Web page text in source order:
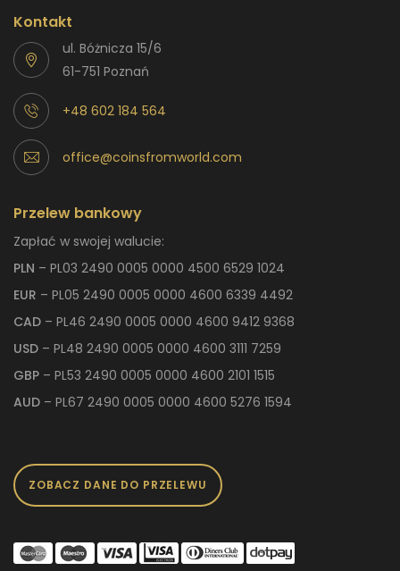
Kontakt
ul. Bóżnicza 15/6
61-751 Poznań
+48 602 184 564
office@coinsfromworld.com
Przelew bankowy
Zapłać w swojej walucie:
PLN – PL03 2490 0005 0000 4500 6529 1024
EUR – PL05 2490 0005 0000 4600 6339 4492
CAD – PL46 2490 0005 0000 4600 9412 9368
USD – PL48 2490 0005 0000 4600 3111 7259
GBP – PL53 2490 0005 0000 4600 2101 1515
AUD – PL67 2490 0005 0000 4600 5276 1594
ZOBACZ DANE DO PRZELEWU